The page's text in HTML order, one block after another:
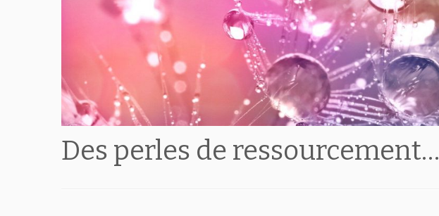
Des perles de ressourcement…